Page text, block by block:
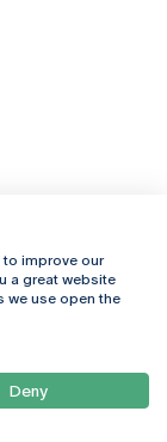
to improve our
a great website
we use open the
Deny